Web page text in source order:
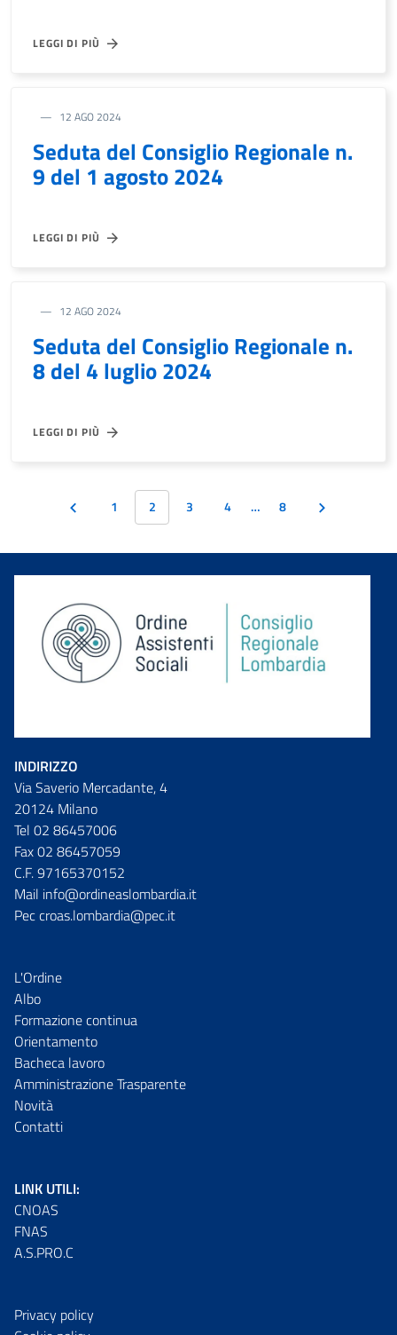
LEGGI DI PIÙ
12 AGO 2024
Seduta del Consiglio Regionale n.
9 del 1 agosto 2024
LEGGI DI PIÙ
12 AGO 2024
Seduta del Consiglio Regionale n.
8 del 4 luglio 2024
LEGGI DI PIÙ
1 2 3 4 … 8
INDIRIZZO
Via Saverio Mercadante, 4
20124 Milano
Tel 02 86457006
Fax 02 86457059
C.F. 97165370152
Mail info@ordineaslombardia.it
Pec croas.lombardia@pec.it
L'Ordine
Albo
Formazione continua
Orientamento
Bacheca lavoro
Amministrazione Trasparente
Novità
Contatti
LINK UTILI:
CNOAS
FNAS
A.S.PRO.C
Privacy policy